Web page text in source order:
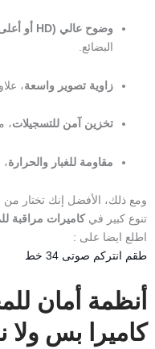
وضوح عالي (HD أو أعلى)
البضائع.
زاوية تصوير واسعة،
تخزين آمن للتسجيلات،
مقاومة للغبار والحرارة،
ومع ذلك، الأفضل إنك تختار
تنوع كبير فيكاميرات مراقبة
اطلع ايضا على :
طقم انتركم صوتى 34 خط
أنظمة أمان
كاميرا بس